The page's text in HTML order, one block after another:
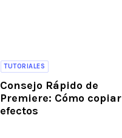
TUTORIALES
Consejo Rápido de
Premiere: Cómo copiar
efectos